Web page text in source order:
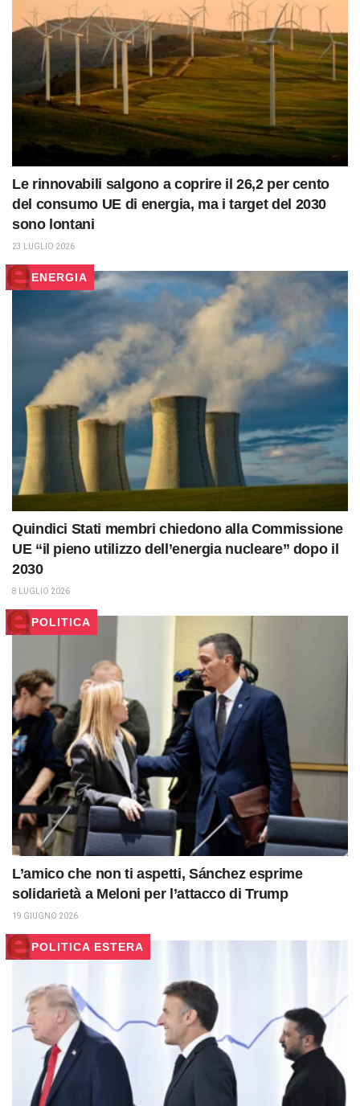
Le rinnovabili salgono a coprire il 26,2 per cento
del consumo UE di energia, ma i target del 2030
sono lontani
23 LUGLIO 2026
ENERGIA
Quindici Stati membri chiedono alla Commissione
UE “il pieno utilizzo dell’energia nucleare” dopo il
2030
8 LUGLIO 2026
POLITICA
L’amico che non ti aspetti, Sánchez esprime
solidarietà a Meloni per l’attacco di Trump
19 GIUGNO 2026
POLITICA ESTERA